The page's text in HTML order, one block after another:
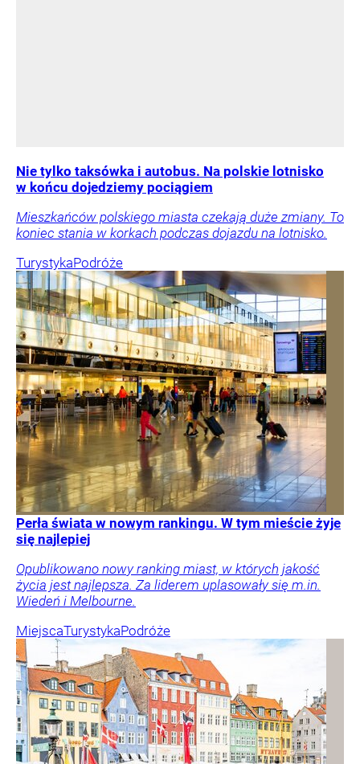
Nie tylko taksówka i autobus. Na polskie lotnisko
w końcu dojedziemy pociągiem
Mieszkańców polskiego miasta czekają duże zmiany. To
koniec stania w korkach podczas dojazdu na lotnisko.
TurystykaPodróże
Perła świata w nowym rankingu. W tym mieście żyje
się najlepiej
Opublikowano nowy ranking miast, w których jakość
życia jest najlepsza. Za liderem uplasowały się m.in.
Wiedeń i Melbourne.
MiejscaTurystykaPodróże